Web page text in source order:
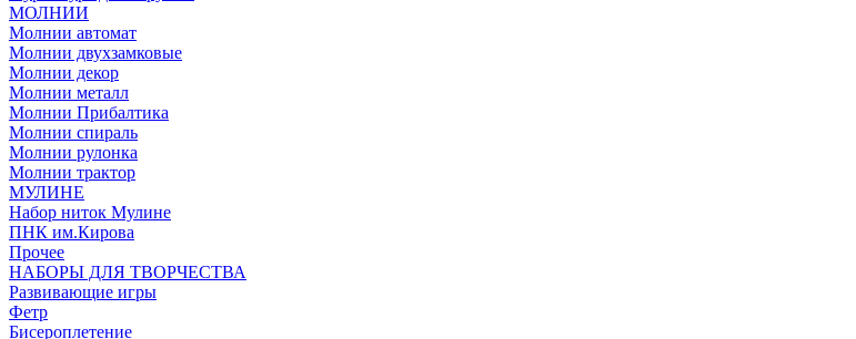
МОЛНИИ
Молнии автомат
Молнии двухзамковые
Молнии декор
Молнии металл
Молнии Прибалтика
Молнии спираль
Молнии рулонка
Молнии трактор
МУЛИНЕ
Набор ниток Мулине
ПНК им.Кирова
Прочее
НАБОРЫ ДЛЯ ТВОРЧЕСТВА
Развивающие игры
Фетр
Бисероплетение